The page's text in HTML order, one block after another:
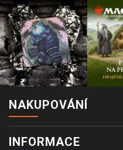
NAKUPOVÁNÍ
INFORMACE